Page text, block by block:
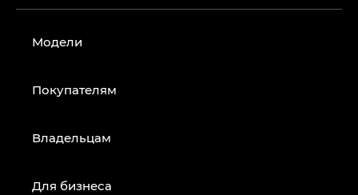
Модели
Покупателям
Владельцам
Для бизнеса